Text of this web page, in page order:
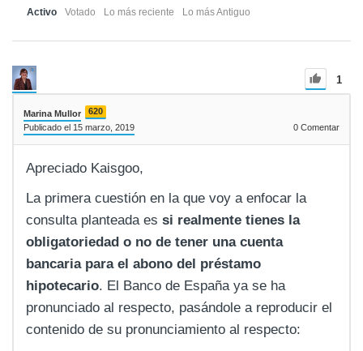
Activo Votado Lo más reciente Lo más Antiguo
1
Marina Mullor
620
Publicado el 15 marzo, 2019
0 Comentar
Apreciado Kaisgoo,
La primera cuestión en la que voy a enfocar la
consulta planteada es si realmente tienes la
obligatoriedad o no de tener una cuenta
bancaria para el abono del préstamo
hipotecario. El Banco de España ya se ha
pronunciado al respecto, pasándole a reproducir el
contenido de su pronunciamiento al respecto: